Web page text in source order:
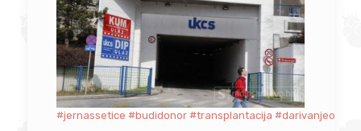
#jernassetice #budidonor #transplantacija #darivanjeorgan